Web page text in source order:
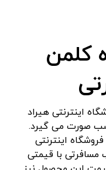
کلمن
اینترنتی هیراد
صورت می گیرد.
اینترنتی
مسافرتی با قیمتی